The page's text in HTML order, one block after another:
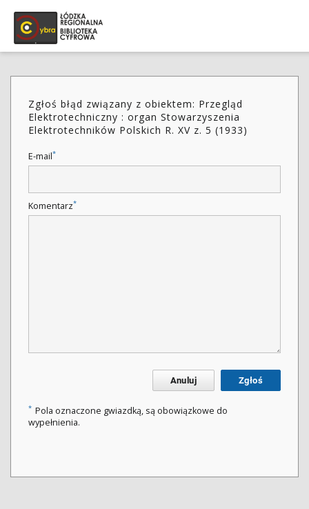
Zgłoś błąd związany z obiektem: Przegląd
Elektrotechniczny : organ Stowarzyszenia
Elektrotechników Polskich R. XV z. 5 (1933)
E-mail*
Komentarz*
Anuluj Zgłoś
* Pola oznaczone gwiazdką, są obowiązkowe do
wypełnienia.